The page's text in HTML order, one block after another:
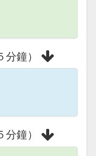
鐘）
鐘）